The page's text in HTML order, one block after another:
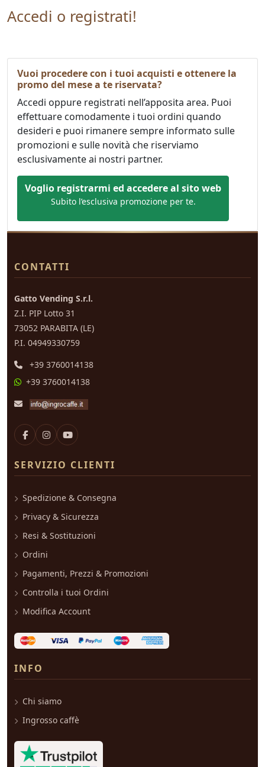
Accedi o registrati!
Vuoi procedere con i tuoi acquisti e ottenere la
promo del mese a te riservata?
Accedi oppure registrati nell’apposita area. Puoi
effettuare comodamente i tuoi ordini quando
desideri e puoi rimanere sempre informato sulle
promozioni e sulle novità che riserviamo
esclusivamente ai nostri partner.
Voglio registrarmi ed accedere al sito web
Subito l’esclusiva promozione per te.
CONTATTI
Gatto Vending S.r.l.
Z.I. PIP Lotto 31
73052 PARABITA (LE)
P.I. 04949330759
+39 3760014138
+39 3760014138
SERVIZIO CLIENTI
Spedizione & Consegna
Privacy & Sicurezza
Resi & Sostituzioni
Ordini
Pagamenti, Prezzi & Promozioni
Controlla i tuoi Ordini
Modifica Account
INFO
Chi siamo
Ingrosso caffè